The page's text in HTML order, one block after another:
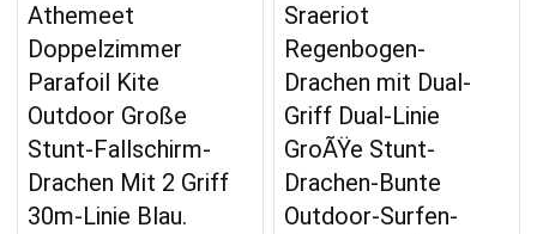
Athemeet
Doppelzimmer
Parafoil Kite
Outdoor Große
Stunt-Fallschirm-
Drachen Mit 2 Griff
30m-Linie Blau.
Sraeriot
Regenbogen-
Drachen mit Dual-
Griff Dual-Linie
GroÃŸe Stunt-
Drachen-Bunte
Outdoor-Surfen-